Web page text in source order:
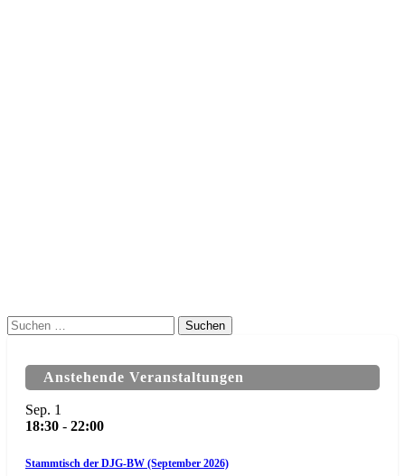
Suchen
nach:
Anstehende Veranstaltungen
Sep. 1
18:30 - 22:00
Stammtisch der DJG-BW (September 2026)